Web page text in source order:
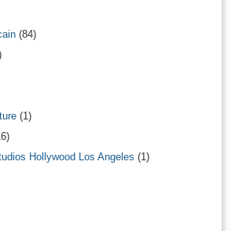
(84)
(1)
Hollywood Los Angeles (1)